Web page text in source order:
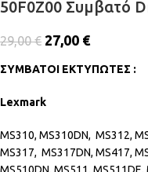
50F0Z00 Συμβατό
29,00€ 27,00 €
ΣΥΜΒΑΤΟΙ ΕΚΤΥΠΩΤΕΣ :
Lexmark
MS310, MS310DN, MS312,
MS317, MS317DN, MS417,